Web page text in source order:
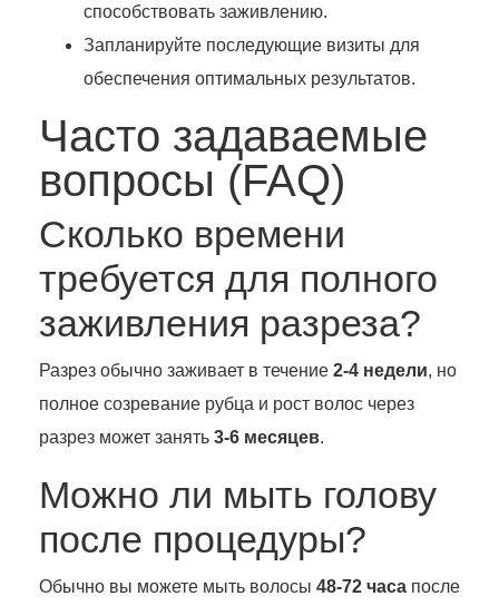
способствовать заживлению.
Запланируйте последующие визиты для
обеспечения оптимальных результатов.
Часто задаваемые
вопросы (FAQ)
Сколько времени
требуется для полного
заживления разреза?
Разрез обычно заживает в течение 2-4 недели, но
полное созревание рубца и рост волос через
разрез может занять 3-6 месяцев.
Можно ли мыть голову
после процедуры?
Обычно вы можете мыть волосы 48-72 часа после